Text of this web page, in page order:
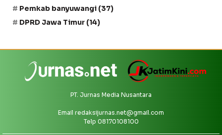
Pemkab banyuwangi (37)
DPRD Jawa Timur (14)
PT. Jurnas Media Nusantara
Email redaksijurnas.net@gmail.com
Telp 08170108100